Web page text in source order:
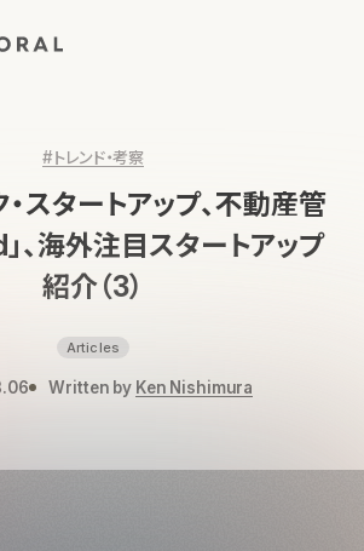
ジへ戻る
#トレンド・考察
スタートアップ、不動産管
、海外注目スタートアップ
紹介（3）
Articles
Written by Ken Nishimura